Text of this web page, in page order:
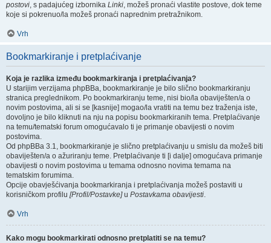
postovi, s padajućeg izbornika Linki, možeš pronaći vlastite postove, dok teme
koje si pokrenuo/la možeš pronaći naprednim pretražnikom.
Vrh
Bookmarkiranje i pretplaćivanje
Koja je razlika između bookmarkiranja i pretplaćivanja?
U starijim verzijama phpBBa, bookmarkiranje je bilo slično bookmarkiranju
stranica preglednikom. Po bookmarkiranju teme, nisi bio/la obaviješten/a o
novim postovima, ali si se [kasnije] mogao/la vratiti na temu bez traženja iste,
dovoljno je bilo kliknuti na nju na popisu bookmarkiranih tema. Pretplaćivanje
na temu/tematski forum omogućavalo ti je primanje obavijesti o novim
postovima.
Od phpBBa 3.1, bookmarkiranje je slično pretplaćivanju u smislu da možeš biti
obaviješten/a o ažuriranju teme. Pretplaćivanje ti [i dalje] omogućava primanje
obavijesti o novim postovima u temama odnosno novima temama na
tematskim forumima.
Opcije obavješćivanja bookmarkiranja i pretplaćivanja možeš postaviti u
korisničkom profilu [Profil/Postavke]u Postavkama obavijesti.
Vrh
Kako mogu bookmarkirati odnosno pretplatiti se na temu?